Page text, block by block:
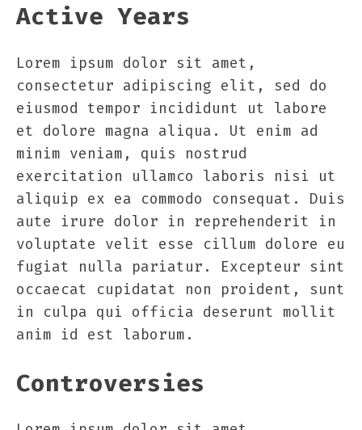
Active Years
Lorem ipsum dolor sit amet,
consectetur adipiscing elit, sed do
eiusmod tempor incididunt ut labore
et dolore magna aliqua. Ut enim ad
minim veniam, quis nostrud
exercitation ullamco laboris nisi ut
aliquip ex ea commodo consequat. Duis
aute irure dolor in reprehenderit in
voluptate velit esse cillum dolore eu
fugiat nulla pariatur. Excepteur sint
occaecat cupidatat non proident, sunt
in culpa qui officia deserunt mollit
anim id est laborum.
Controversies